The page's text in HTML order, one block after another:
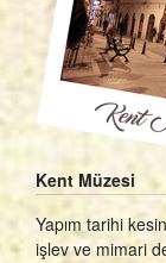
Kent Müzesi
Yapım tarihi
işlev ve mimari